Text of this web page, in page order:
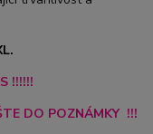
!!!!!!
DO POZNÁMKY !!!